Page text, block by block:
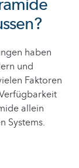
haben
und
Faktoren
allein
Systems.